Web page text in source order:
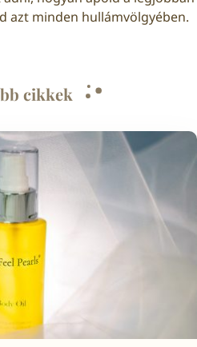
azt minden hullámvölgyében.
cikkek